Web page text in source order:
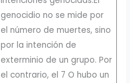
genocidio no se mide por
el número de muertes, sino
por la intención de
exterminio de un grupo. Por
el contrario, el 7 O hubo un